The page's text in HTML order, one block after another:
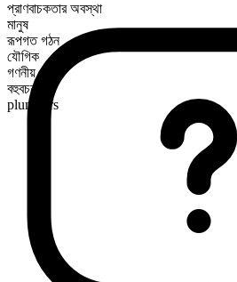
প্রাণবাচকতার অবস্থা
মানুষ
রূপগত গঠন
যৌগিক
গণনীয়
বহুবচন রূপ
plumbers